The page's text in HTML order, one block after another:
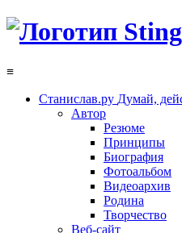
≡
Станислав.ру Думай,
Автор
Резюме
Принципы
Биография
Фотоальбом
Видеоархив
Родина
Творчество
Веб-сайт